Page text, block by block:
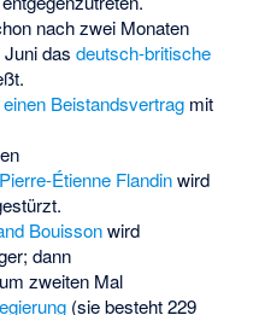
nach zwei Monaten
das deutsch-britische
einen Beistandsvertragmit
Pierre-Étienne Flandinwird
Bouissonwird
dann
zweiten Mal
(sie besteht 229